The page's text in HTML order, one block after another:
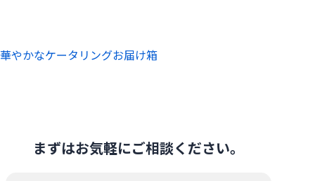
華やかなケータリングお届け箱
まずはお気軽にご相談ください。